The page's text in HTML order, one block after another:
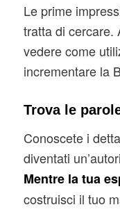
Le prime
tratta di cercare.
vedere come
incrementare la
Trova le
Conoscete i
diventati
Mentre la tua
costruisci il tuo